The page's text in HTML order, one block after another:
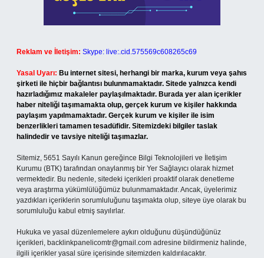
Reklam ve İletişim: Skype: live:.cid.575569c608265c69
Yasal Uyarı: Bu internet sitesi, herhangi bir marka, kurum veya şahıs
şirketi ile hiçbir bağlantısı bulunmamaktadır. Sitede yalnızca kendi
hazırladığımız makaleler paylaşılmaktadır. Burada yer alan içerikler
haber niteliği taşımamakta olup, gerçek kurum ve kişiler hakkında
paylaşım yapılmamaktadır. Gerçek kurum ve kişiler ile isim
benzerlikleri tamamen tesadüfidir. Sitemizdeki bilgiler taslak
halindedir ve tavsiye niteliği taşımazlar.
Sitemiz, 5651 Sayılı Kanun gereğince Bilgi Teknolojileri ve İletişim
Kurumu (BTK) tarafından onaylanmış bir Yer Sağlayıcı olarak hizmet
vermektedir. Bu nedenle, sitedeki içerikleri proaktif olarak denetleme
veya araştırma yükümlülüğümüz bulunmamaktadır. Ancak, üyelerimiz
yazdıkları içeriklerin sorumluluğunu taşımakta olup, siteye üye olarak bu
sorumluluğu kabul etmiş sayılırlar.
Hukuka ve yasal düzenlemelere aykırı olduğunu düşündüğünüz
içerikleri, backlinkpanelicomtr@gmail.com adresine bildirmeniz halinde,
ilgili içerikler yasal süre içerisinde sitemizden kaldırılacaktır.